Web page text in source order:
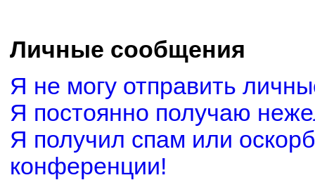
Личные сообщения
Я не могу отправить
Я постоянно получаю
Я получил спам или
конференции!